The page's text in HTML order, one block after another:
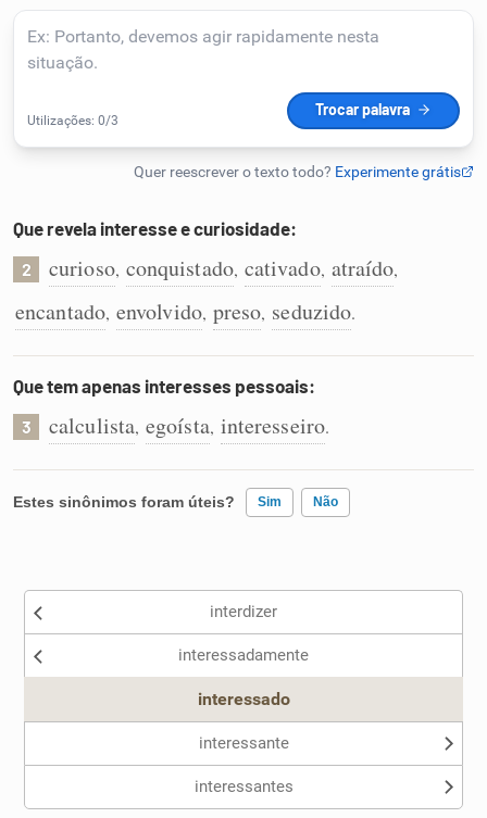
Detector de IA
Humanizador de IA
Cata-letras
Conexões
Caça-palavras
Dicionário
Que revela interesse e curiosidade:
2 curioso, conquistado, cativado, atraído,
encantado, envolvido, preso, seduzido.
Que tem apenas interesses pessoais:
3 calculista, egoísta, interesseiro.
Estes sinônimos foram úteis? Sim Não
Nenhum dos sinônimos apresentados me ajudou
interdizer
interessadamente
interessado
interessante
interessantes